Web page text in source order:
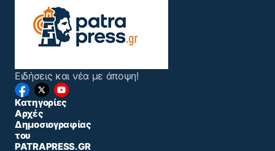
Ειδήσεις και νέα με άποψη!
Κατηγορίες
Αρχές
Δημοσιογραφίας
του
PATRAPRESS.GR